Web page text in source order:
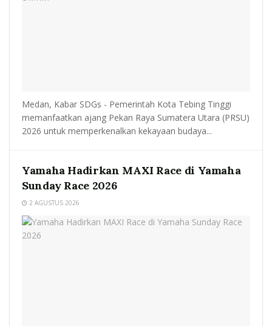
Medan, Kabar SDGs - Pemerintah Kota Tebing Tinggi
memanfaatkan ajang Pekan Raya Sumatera Utara (PRSU)
2026 untuk memperkenalkan kekayaan budaya...
Yamaha Hadirkan MAXI Race di Yamaha
Sunday Race 2026
2 AGUSTUS 2026